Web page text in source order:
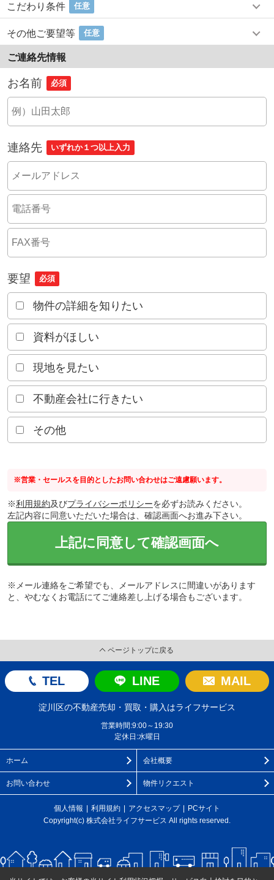
こだわり条件 任意
その他ご要望等 任意
ご連絡先情報
お名前 必須
連絡先 いずれか１つ以上入力
要望 必須
物件の詳細を知りたい
資料がほしい
現地を見たい
不動産会社に行きたい
その他
※営業・セールスを目的としたお問い合わせはご遠慮願います。
※利用規約及びプライバシーポリシーを必ずお読みください。
左記内容に同意いただいた場合は、確認画面へお進み下さい。
上記に同意して確認画面へ
※メール連絡をご希望でも、メールアドレスに間違いがあります
と、やむなくお電話にてご連絡差し上げる場合もございます。
ページトップに戻る
TEL LINE MAIL
淀川区の不動産売却・買取・購入はライフサービス
営業時間:9:00～19:30
定休日:水曜日
ホーム 会社概要
お問い合わせ 物件リクエスト
個人情報 利用規約 アクセスマップ
PCサイト
Copyright(c) 株式会社ライフサービス All rights reserved.